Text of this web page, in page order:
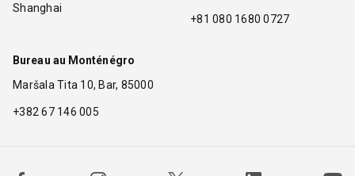
Shanghai
+81 080 1680 0727
Bureau au Monténégro
Maršala Tita 10, Bar, 85000
+382 67 146 005